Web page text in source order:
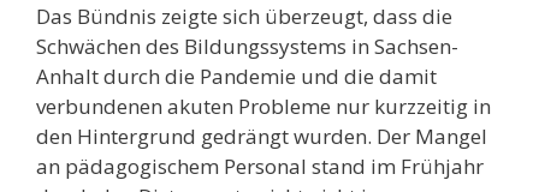
Das Bündnis zeigte sich überzeugt, dass die
Schwächen des Bildungssystems in Sachsen-
Anhalt durch die Pandemie und die damit
verbundenen akuten Probleme nur kurzzeitig in
den Hintergrund gedrängt wurden. Der Mangel
an pädagogischem Personal stand im Frühjahr